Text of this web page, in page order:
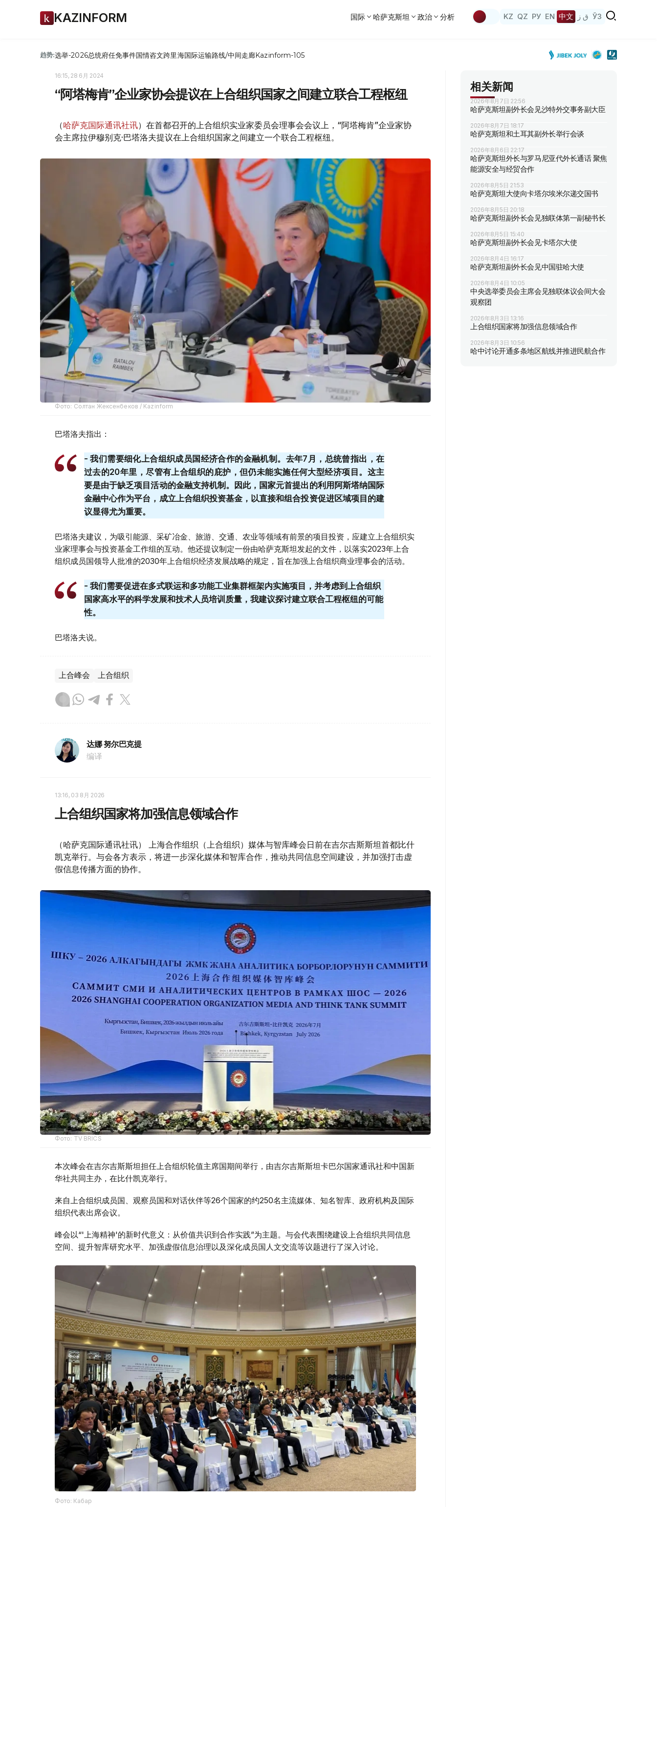
KAZINFORM 国际 哈萨克斯坦 政治 分析 KZ QZ РУ EN 中文 ق ز ЎЗ
趋势:选举-2026总统府任免事件国情咨文跨里海国际运输路线/中间走廊Kazinform-105
16:15, 28 6月 2024
“阿塔梅肯”企业家协会提议在上合组织国家之间建立联合工程枢纽
（哈萨克国际通讯社讯）在首都召开的上合组织实业家委员会理事会会议上，“阿塔梅肯”企业家协
会主席拉伊穆别克·巴塔洛夫提议在上合组织国家之间建立一个联合工程枢纽。
Фото: Солтан Жексенбеков / Kazinform
巴塔洛夫指出：
- 我们需要细化上合组织成员国经济合作的金融机制。去年7月，总统曾指出，在
过去的20年里，尽管有上合组织的庇护，但仍未能实施任何大型经济项目。这主
要是由于缺乏项目活动的金融支持机制。因此，国家元首提出的利用阿斯塔纳国际
金融中心作为平台，成立上合组织投资基金，以直接和组合投资促进区域项目的建
议显得尤为重要。
巴塔洛夫建议，为吸引能源、采矿冶金、旅游、交通、农业等领域有前景的项目投资，应建立上合组织实
业家理事会与投资基金工作组的互动。他还提议制定一份由哈萨克斯坦发起的文件，以落实2023年上合
组织成员国领导人批准的2030年上合组织经济发展战略的规定，旨在加强上合组织商业理事会的活动。
- 我们需要促进在多式联运和多功能工业集群框架内实施项目，并考虑到上合组织
国家高水平的科学发展和技术人员培训质量，我建议探讨建立联合工程枢纽的可能
性。
巴塔洛夫说。
上合峰会 上合组织
达娜 努尔巴克提
编译
13:16, 03 8月 2026
上合组织国家将加强信息领域合作
（哈萨克国际通讯社讯） 上海合作组织（上合组织）媒体与智库峰会日前在吉尔吉斯斯坦首都比什
凯克举行。与会各方表示，将进一步深化媒体和智库合作，推动共同信息空间建设，并加强打击虚
假信息传播方面的协作。
Фото: TV BRICS
本次峰会在吉尔吉斯斯坦担任上合组织轮值主席国期间举行，由吉尔吉斯斯坦卡巴尔国家通讯社和中国新
华社共同主办，在比什凯克举行。
来自上合组织成员国、观察员国和对话伙伴等26个国家的约250名主流媒体、知名智库、政府机构及国际
组织代表出席会议。
峰会以“'上海精神'的新时代意义：从价值共识到合作实践”为主题。与会代表围绕建设上合组织共同信息
空间、提升智库研究水平、加强虚假信息治理以及深化成员国人文交流等议题进行了深入讨论。
Фото: Кабар
相关新闻
2026年8月7日 22:56
哈萨克斯坦副外长会见沙特外交事务副大臣
2026年8月7日 18:17
哈萨克斯坦和土耳其副外长举行会谈
2026年8月6日 22:17
哈萨克斯坦外长与罗马尼亚代外长通话 聚焦
能源安全与经贸合作
2026年8月5日 21:53
哈萨克斯坦大使向卡塔尔埃米尔递交国书
2026年8月5日 20:18
哈萨克斯坦副外长会见独联体第一副秘书长
2026年8月5日 15:40
哈萨克斯坦副外长会见卡塔尔大使
2026年8月4日 16:17
哈萨克斯坦副外长会见中国驻哈大使
2026年8月4日 10:05
中央选举委员会主席会见独联体议会间大会
观察团
2026年8月3日 13:16
上合组织国家将加强信息领域合作
2026年8月3日 10:56
哈中讨论开通多条地区航线并推进民航合作